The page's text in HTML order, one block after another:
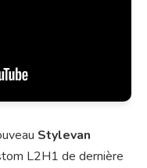
Stylevan
L2H1 de dernière